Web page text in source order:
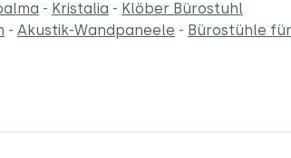
- Kristalia - Klöber Bürostuhl
- Akustik-Wandpaneele - Bürostühle